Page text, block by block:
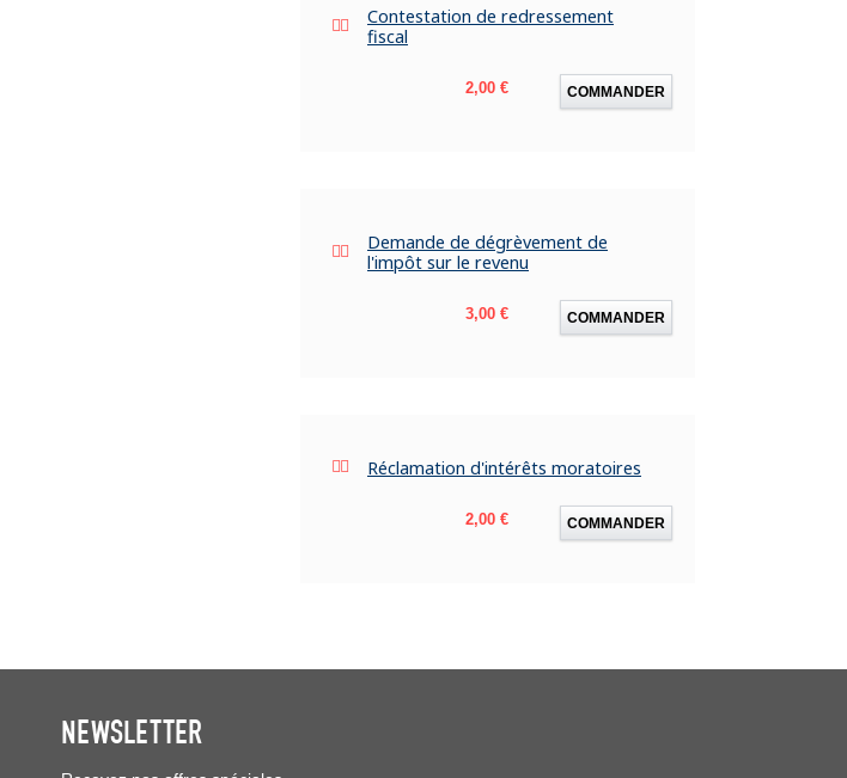
Contestation de redressement
fiscal
Prix
2,00 € COMMANDER
Demande de dégrèvement de
l'impôt sur le revenu
Prix
3,00 € COMMANDER
Réclamation d'intérêts moratoires
Prix
2,00 € COMMANDER
NEWSLETTER